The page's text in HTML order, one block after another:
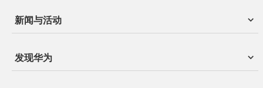
新闻与活动
发现华为